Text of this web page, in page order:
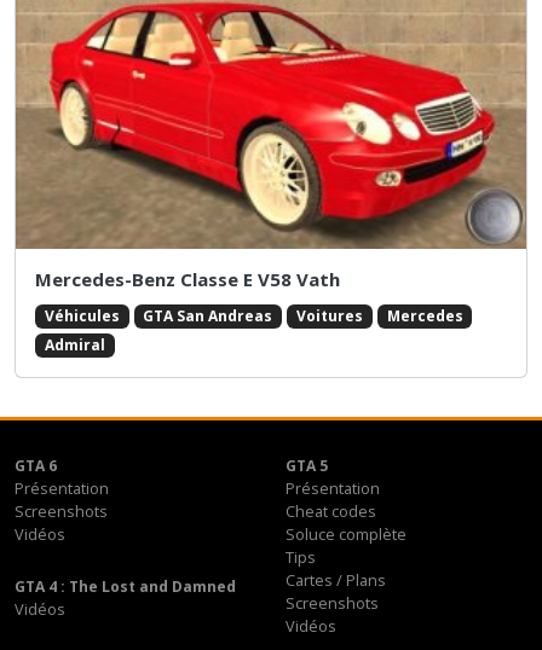
Mercedes-Benz Classe E V58 Vath
Véhicules GTA San Andreas Voitures
Mercedes
Admiral
GTA 6
Présentation
Screenshots
Vidéos
GTA 5
Présentation
Cheat codes
Soluce complète
Tips
Cartes / Plans
Screenshots
Vidéos
GTA 4 : The Lost and Damned
Vidéos